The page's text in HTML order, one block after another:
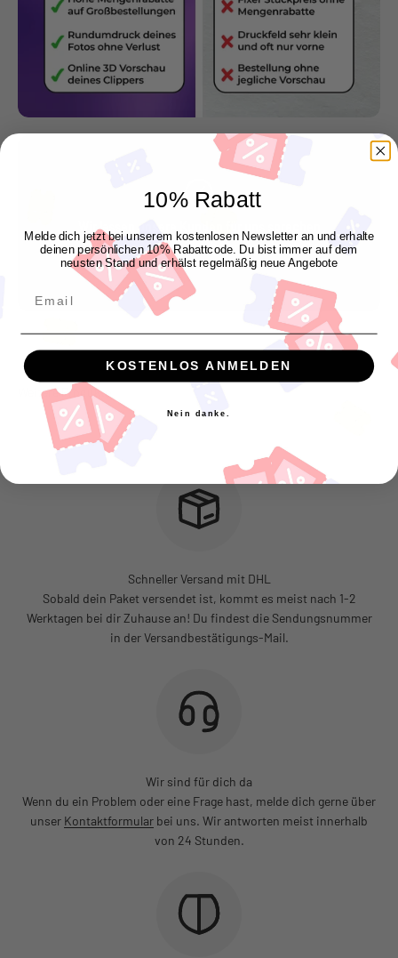
Wir lassen unsere Kunden für uns sprechen
"Genau so wie ich es mir vorgestellt habe"
Manuel P.
Schneller Versand mit DHL
Sobald dein Paket versendet ist, kommt es meist nach 1-2
Werktagen bei dir Zuhause an! Du findest die Sendungsnummer
in der Versandbestätigungs-Mail.
Wir sind für dich da
Wenn du ein Problem oder eine Frage hast, melde dich gerne über
unser Kontaktformular bei uns. Wir antworten meist innerhalb
von 24 Stunden.
10% Rabatt
Melde dich jetzt bei unserem kostenlosen Newsletter an und erhalte
deinen persönlichen 10% Rabattcode. Du bist immer auf dem
neusten Stand und erhälst regelmäßig neue Angebote
KOSTENLOS ANMELDEN
Nein danke.